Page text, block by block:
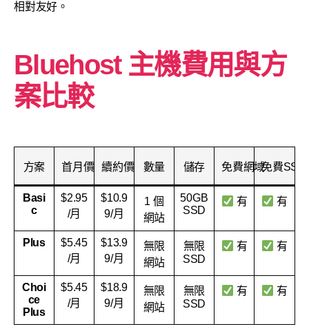
相對友好。
Bluehost 主機費用與方
案比較
方案 首月價 續約價 數量 儲存 免費網域免費SSL
Basi
c
$2.95
/月
$10.9
9/月
1 個
網站
50GB
SSD
有 有
Plus
$5.45
/月
$13.9
9/月
無限
網站
無限
SSD
有 有
Choi
ce
Plus
$5.45
/月
$18.9
9/月
無限
網站
無限
SSD
有 有